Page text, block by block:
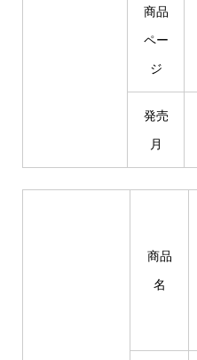
商品
ペー
ジ
発売
月
商品
名